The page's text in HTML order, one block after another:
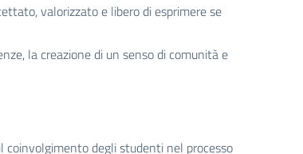
valorizzato e libero di esprimere se
la creazione di un senso di comunità e
degli studenti nel processo